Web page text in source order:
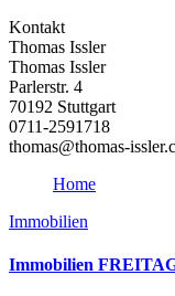
Kontakt
Thomas Issler
Thomas Issler
Parlerstr. 4
70192 Stuttgart
0711-2591718
thomas@thomas-
Home
Immobilien
Immobilien